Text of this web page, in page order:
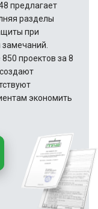
предлагает
разделы
при
проектов за 8
экономить